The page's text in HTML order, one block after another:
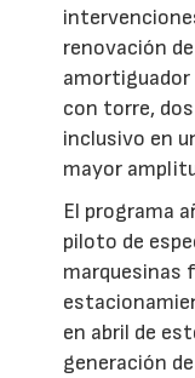
renovación
con torre,
inclusivo en
mayor
El programa
piloto de
marquesinas
en abril de
generación